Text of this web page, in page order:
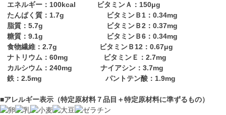
エネルギー：100kcal ビタミンＡ：150μg
たんぱく質：1.7g ビタミンＢ1：0.34mg
脂質：5.7g ビタミンＢ2：0.37mg
糖質：9.1g ビタミンＢ6：0.34mg
食物繊維：2.7g ビタミンＢ12：0.67μg
ナトリウム：60mg ビタミンＥ：2.7mg
カルシウム：240mg ナイアシン：3.7mg
鉄：2.5mg パントテン酸：1.9mg
■アレルギー表示（特定原材料７品目＋特定原材料に準ずるもの）